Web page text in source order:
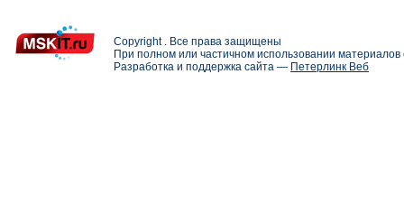
Copyright . Все права защищены
При полном или частичном использовании
Разработка и поддержка сайта — Петерлинк Веб